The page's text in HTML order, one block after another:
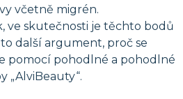
včetně migrén.
ve skutečnosti je těchto bodů
další argument, proč se
pomocí pohodlné a pohodlné
„AlviBeauty“.